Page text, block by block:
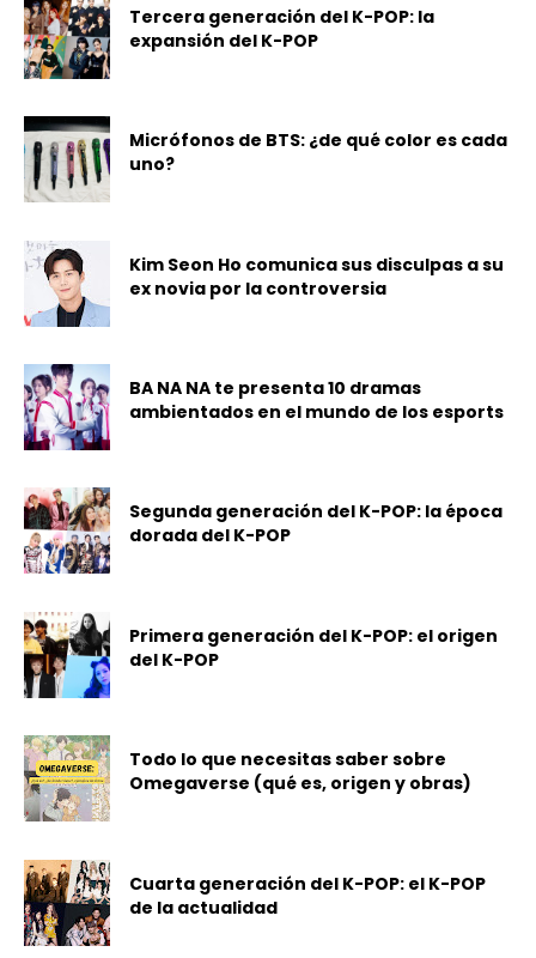
Tercera generación del K-POP: la
expansión del K-POP
Micrófonos de BTS: ¿de qué color es cada
uno?
Kim Seon Ho comunica sus disculpas a su
ex novia por la controversia
BA NA NA te presenta 10 dramas
ambientados en el mundo de los esports
Segunda generación del K-POP: la época
dorada del K-POP
Primera generación del K-POP: el origen
del K-POP
Todo lo que necesitas saber sobre
Omegaverse (qué es, origen y obras)
Cuarta generación del K-POP: el K-POP
de la actualidad